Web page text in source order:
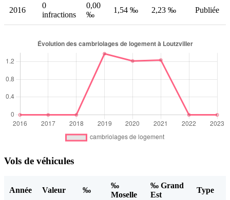
2016
0
infractions
0,00
‰
1,54 ‰ 2,23 ‰ Publiée
Vols de véhicules
Année Valeur ‰
‰
Moselle
‰ Grand
Est
Type